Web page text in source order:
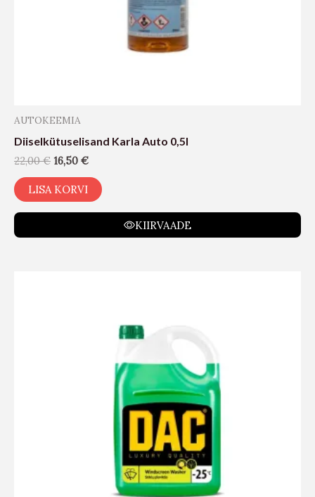
AUTOKEEMIA
Diiselkütuselisand Karla Auto 0,5l
22,00€ 16,50 €
LISA KORVI
KIIRVAADE